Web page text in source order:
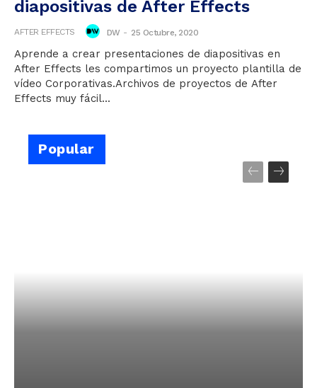
diapositivas de After Effects
AFTER EFFECTS DW - 25 Octubre, 2020
Aprende a crear presentaciones de diapositivas en
After Effects les compartimos un proyecto plantilla de
vídeo Corporativas.Archivos de proyectos de After
Effects muy fácil...
Popular